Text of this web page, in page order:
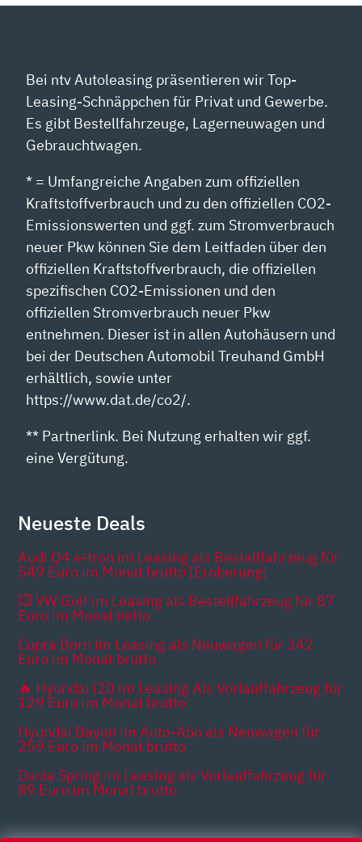
Bei ntv Autoleasing präsentieren wir Top-
Leasing-Schnäppchen für Privat und Gewerbe.
Es gibt Bestellfahrzeuge, Lagerneuwagen und
Gebrauchtwagen.
* = Umfangreiche Angaben zum offiziellen
Kraftstoffverbrauch und zu den offiziellen CO2-
Emissionswerten und ggf. zum Stromverbrauch
neuer Pkw können Sie dem Leitfaden über den
offiziellen Kraftstoffverbrauch, die offiziellen
spezifischen CO2-Emissionen und den
offiziellen Stromverbrauch neuer Pkw
entnehmen. Dieser ist in allen Autohäusern und
bei der Deutschen Automobil Treuhand GmbH
erhältlich, sowie unter
https://www.dat.de/co2/.
** Partnerlink. Bei Nutzung erhalten wir ggf.
eine Vergütung.
Neueste Deals
Audi Q4 e-tron im Leasing als Bestellfahrzeug für
549 Euro im Monat brutto [Eroberung]
💥 VW Golf im Leasing als Bestellfahrzeug für 87
Euro im Monat netto
Cupra Born im Leasing als Neuwagen für 342
Euro im Monat brutto
🔥 Hyundai i20 im Leasing Als Vorlauffahrzeug für
129 Euro im Monat brutto
Hyundai Bayon im Auto-Abo als Neuwagen für
259 Euro im Monat brutto
Dacia Spring im Leasing als Vorlauffahrzeug für
89 Euro im Monat brutto